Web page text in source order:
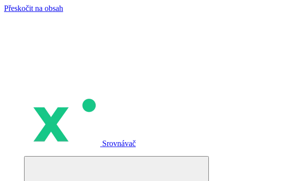
Přeskočit na obsah
Srovnávač